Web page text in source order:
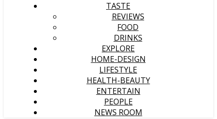
TASTE
REVIEWS
FOOD
DRINKS
EXPLORE
HOME-DESIGN
LIFESTYLE
HEALTH-BEAUTY
ENTERTAIN
PEOPLE
NEWS ROOM